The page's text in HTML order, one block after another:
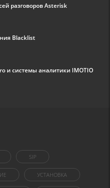
разговоров Asterisk
Blacklist
и системы аналитики IMOTIO
SIP
УСТАНОВКА